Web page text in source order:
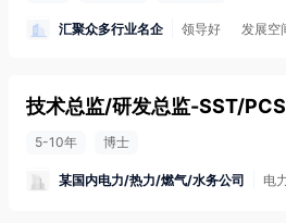
汇聚众多行业名企 领导好 发展空
技术总监/研发总监-SST/PCS
5-10年 博士
某国内电力/热力/燃气/水务公司 电